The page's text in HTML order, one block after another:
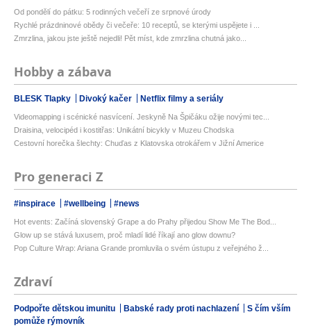
Od pondělí do pátku: 5 rodinných večeří ze srpnové úrody
Rychlé prázdninové obědy či večeře: 10 receptů, se kterými uspějete i ...
Zmrzlina, jakou jste ještě nejedli! Pět míst, kde zmrzlina chutná jako...
Hobby a zábava
BLESK Tlapky Divoký kačer Netflix filmy a seriály
Videomapping i scénické nasvícení. Jeskyně Na Špičáku ožije novými tec...
Draisina, velocipéd i kostitřas: Unikátní bicykly v Muzeu Chodska
Cestovní horečka šlechty: Chuďas z Klatovska otrokářem v Jižní Americe
Pro generaci Z
#inspirace #wellbeing #news
Hot events: Začíná slovenský Grape a do Prahy přijedou Show Me The Bod...
Glow up se stává luxusem, proč mladí lidé říkají ano glow downu?
Pop Culture Wrap: Ariana Grande promluvila o svém ústupu z veřejného ž...
Zdraví
Podpořte dětskou imunitu Babské rady proti nachlazení
S čím vším
pomůže rýmovník